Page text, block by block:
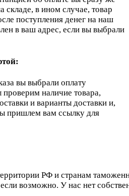
складе, в ином случае, товар
поступления денег на наш
в ваш адрес, если вы выбрали
вы выбрали оплату
проверим наличие товара,
и варианты доставки и,
пришлем вам ссылку для
РФ и странам
возможно. У нас нет